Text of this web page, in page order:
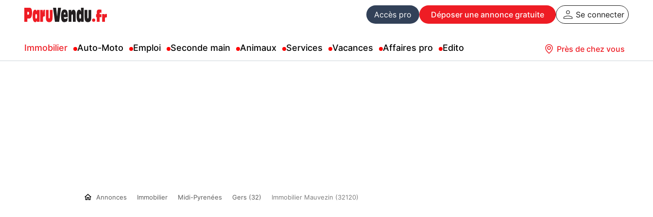
Accès pro Déposer une annonce gratuite Se connecter
Immobilier Auto-Moto Emploi Seconde main Animaux Services Vacances Affaires pro Edito Près de chez vous
Annonces Immobilier Midi-Pyrenées Gers (32) Immobilier Mauvezin (32120)